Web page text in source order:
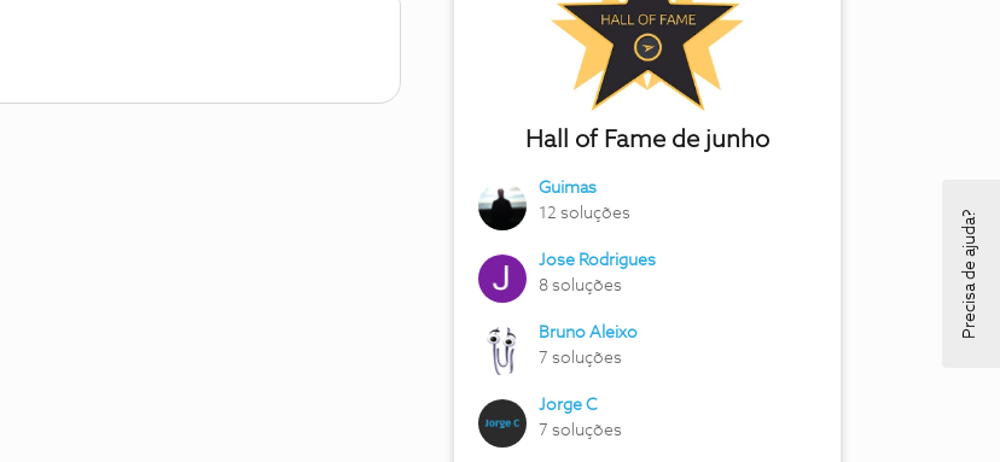
Hall of Fame de junho
Guimas
12 soluções
Jose Rodrigues
8 soluções
Bruno Aleixo
7 soluções
Jorge C
7 soluções
Precisa de ajuda?